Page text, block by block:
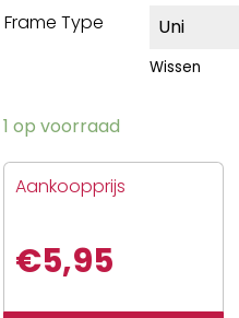
Frame Type
Wissen
1 op voorraad
Aankoopprijs
€5,95